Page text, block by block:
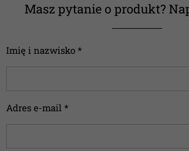
Masz pytanie o produkt?
Imię i nazwisko *
Adres e-mail *